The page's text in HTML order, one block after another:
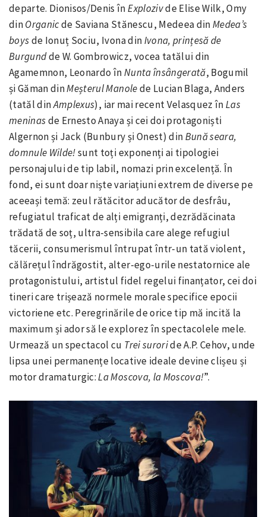
departe. Dionisos/Denis înExplozivde Elise Wilk, Omy
dinOrganicde Saviana Stănescu, Medeea dinMedea’s
boysde Ionuț Sociu, Ivona dinIvona, prințesă de
Burgundde W. Gombrowicz, vocea tatălui din
Agamemnon, Leonardo înNuntaînsângerată, Bogumil
și Găman dinMeșterul Manolede Lucian Blaga, Anders
(tatăl dinAmplexus), iar mai recent Velasquez înLas
meninasde Ernesto Anaya și cei doi protagoniști
Algernon și Jack (Bunbury și Onest) dinBună seara,
domnule Wilde!sunt toți exponenți ai tipologiei
personajului de tip labil, nomazi prin excelență. În
fond, ei sunt doar niște variațiuni extrem de diverse pe
aceeași temă: zeul rătăcitor aducător de desfrâu,
refugiatul traficat de alți emigranți, dezrădăcinata
trădată de soț, ultra-sensibila care alege refugiul
tăcerii, consumerismul întrupat într-un tată violent,
călărețul îndrăgostit, alter-ego-urile nestatornice ale
protagonistului, artistul fidel regelui finanțator, cei doi
tineri care trișează normele morale specifice epocii
victoriene etc. Peregrinările de orice tip mă incită la
maximum și ador să le explorez în spectacolele mele.
Urmează un spectacol cu Trei suroride A.P. Cehov, unde
lipsa unei permanențe locative ideale devine clișeu și
motor dramaturgic:La Moscova, la Moscova!”.